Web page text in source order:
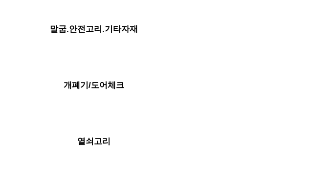
말굽.안전고리.기타자재
개폐기/도어체크
열쇠고리